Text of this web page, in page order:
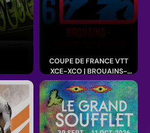
COUPE DE FRANCE VTT
XCE-XCO | BROUAINS-
MONT-SAINT-MICHEL
Du 11 au 13 septembre 2026
(Normandie)